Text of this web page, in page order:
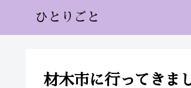
ひとりごと
材木市に行ってきま